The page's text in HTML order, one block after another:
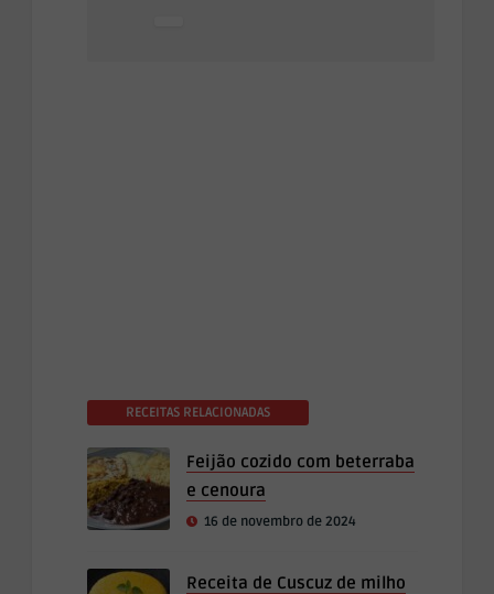
RECEITAS RELACIONADAS
Feijão cozido com beterraba
e cenoura
16 de novembro de 2024
Receita de Cuscuz de milho